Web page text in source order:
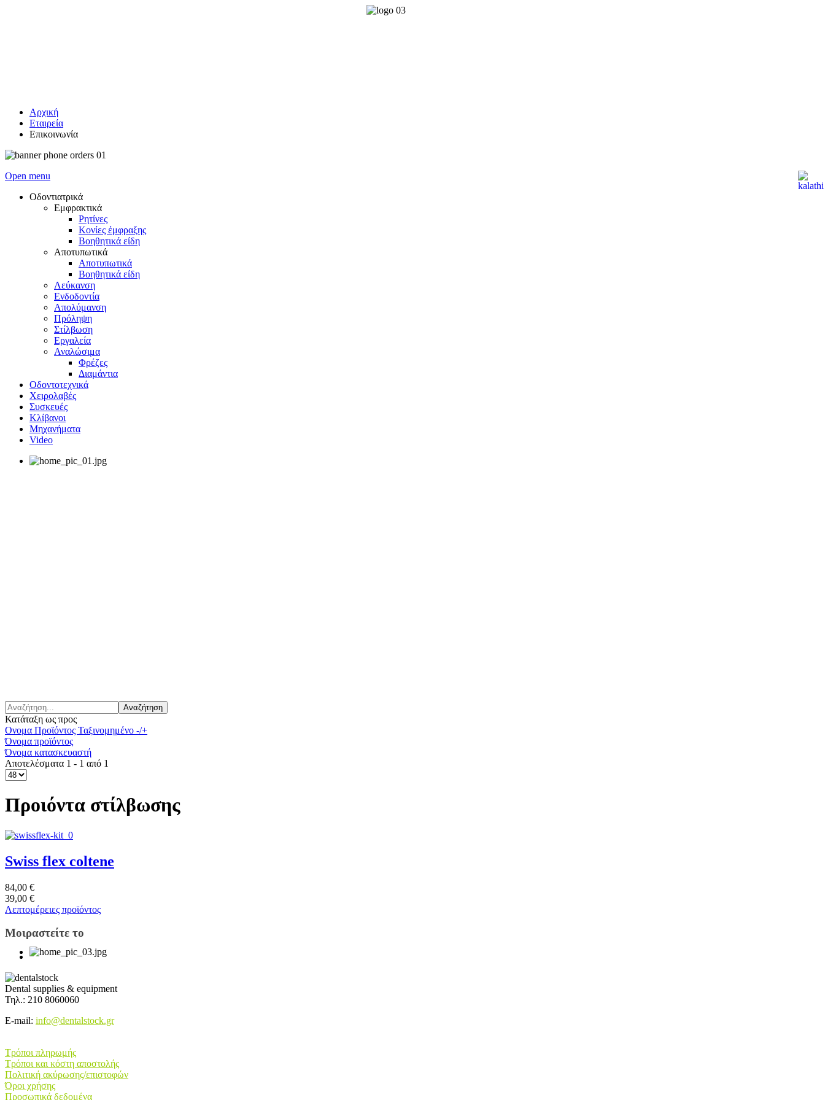
Αρχική
Εταιρεία
Επικοινωνία
Open menu
Οδοντιατρικά
Εμφρακτικά
Ρητίνες
Κονίες έμφραξης
Βοηθητικά είδη
Αποτυπωτικά
Αποτυπωτικά
Βοηθητικά είδη
Λεύκανση
Ενδοδοντία
Απολύμανση
Πρόληψη
Στίλβωση
Εργαλεία
Αναλώσιμα
Φρέζες
Διαμάντια
Οδοντοτεχνικά
Χειρολαβές
Συσκευές
Κλίβανοι
Μηχανήματα
Video
Κατάταξη ως προς
Ονομα Προϊόντος Ταξινομημένο -/+
Όνομα προϊόντος
Όνομα κατασκευαστή
Αποτελέσματα 1 - 1 από 1
Προιόντα στίλβωσης
Swiss flex coltene
84,00 €
39,00 €
Λεπτομέρειες προϊόντος
Μοιραστείτε το
Dental supplies & equipment
Τηλ.: 210 8060060
E-mail: info@dentalstock.gr
Τρόποι πληρωμής
Τρόποι και κόστη αποστολής
Πολιτική ακύρωσης/επιστοφών
Όροι χρήσης
Προσωπικά δεδομένα